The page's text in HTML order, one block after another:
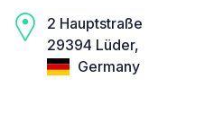
2 Hauptstraße
29394 Lüder,
Germany